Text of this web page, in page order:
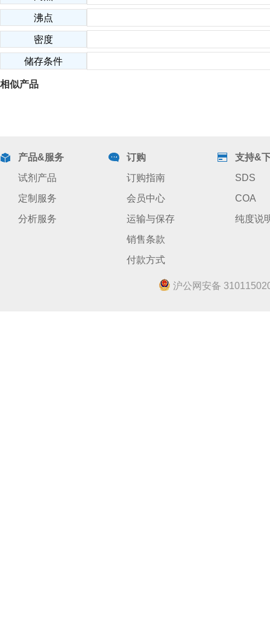
沸点
密度
储存条件
相似产品
产品&服务
试剂产品
定制服务
分析服务
订购
订购指南
会员中心
运输与保存
销售条款
付款方式
支持&
SDS
COA
纯度说
沪公网安备